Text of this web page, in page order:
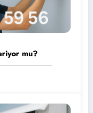
mu?